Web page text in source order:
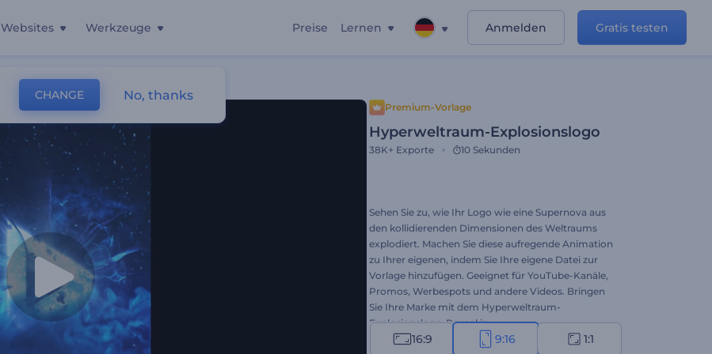
Websites Werkzeuge Preise Lernen Anmelden Gratis testen
Premium-Vorlage
Hyperweltraum-Explosionslogo
38K+ Exporte 10 Sekunden
Sehen Sie zu, wie Ihr Logo wie eine Supernova aus
den kollidierenden Dimensionen des Weltraums
explodiert. Machen Sie diese aufregende Animation
zu Ihrer eigenen, indem Sie Ihre eigene Datei zur
Vorlage hinzufügen. Geeignet für YouTube-Kanäle,
Promos, Werbespots und andere Videos. Bringen
Sie Ihre Marke mit dem Hyperweltraum-
Explosionslogo-Reveal in
Superluminalgeschwindigkeit. Probieren Sie es aus!
16:9 9:16 1:1
CHANGE No, thanks